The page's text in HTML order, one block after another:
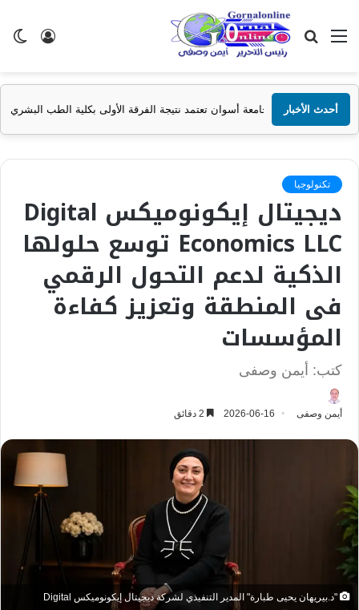
تسجيل
القائمة بحث
عن
أحدث الأخبار
جامعة أسوان تعتمد نتيجة الفرقة الأولى بكلية الطب البشري للعام الجامعي 2025/2026
تكنولوجيا
ديجيتال إيكونوميكس Digital
Economics LLC توسع حلولها
الذكية لدعم التحول الرقمي
فى المنطقة وتعزيز كفاءة
المؤسسات
كتب: أيمن وصفى
أيمن وصفى 2026-06-16
"د.بيريهان يحيى طبارة" المدير التنفيذي لشركة ديجيتال إيكونوميكس Digital